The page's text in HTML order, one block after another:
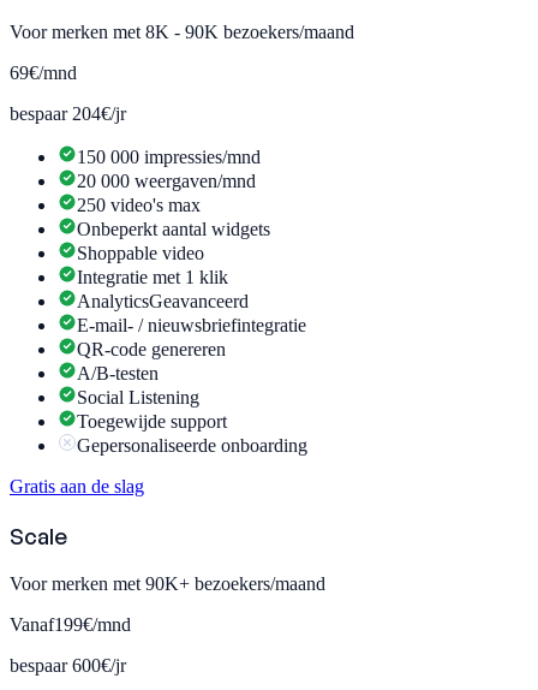
Voor merken met 8K - 90K bezoekers/maand
69€/mnd
bespaar 204€/jr
150 000 impressies/mnd
20 000 weergaven/mnd
250 video's max
Onbeperkt aantal widgets
Shoppable video
Integratie met 1 klik
AnalyticsGeavanceerd
E-mail- / nieuwsbriefintegratie
QR-code genereren
A/B-testen
Social Listening
Toegewijde support
Gepersonaliseerde onboarding
Gratis aan de slag
Scale
Voor merken met 90K+ bezoekers/maand
Vanaf199€/mnd
bespaar 600€/jr